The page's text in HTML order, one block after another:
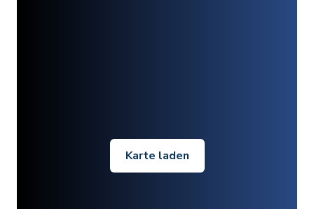
Karte laden